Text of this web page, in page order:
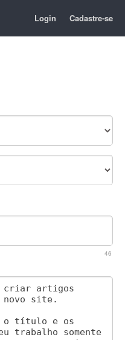
Login Cadastre-se
46